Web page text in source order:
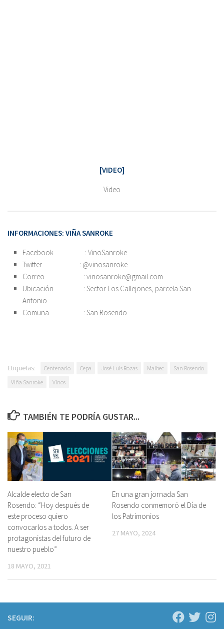
[VIDEO]
Video
INFORMACIONES: VIÑA SANROKE
Facebook : VinoSanroke
Twitter : @vinosanroke
Correo : vinosanroke@gmail.com
Ubicación : Sector Los Callejones, parcela San
Antonio
Comuna : San Rosendo
Etiquetas: Centenario Cepa José Luis Rozas Malbec
San Rosendo
Viña Sanroke
Vinos
TAMBIÉN TE PODRÍA GUSTAR...
Alcalde electo de San
Rosendo: “Hoy después de
este proceso quiero
convocarlos a todos. A ser
protagonistas del futuro de
nuestro pueblo”
18 MAYO, 2021
En una gran jornada San
Rosendo conmemoró el Día de
los Patrimonios
27 MAYO, 2024
SEGUIR: